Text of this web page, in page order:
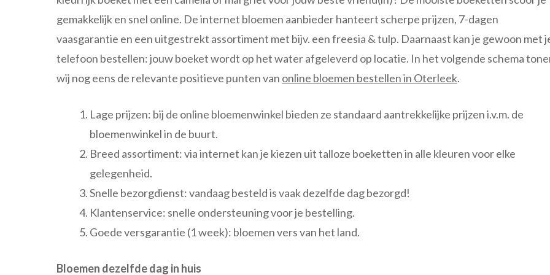
gemakkelijk en snel online. De internet bloemen aanbieder hanteert scherpe prijzen, 7-dagen
vaasgarantie en een uitgestrekt assortiment met bijv. een freesia & tulp. Daarnaast kan je gewoon met
telefoon bestellen: jouw boeket wordt op het water afgeleverd op locatie. In het volgende schema
wij nog eens de relevante positieve punten van online bloemen bestellen in Oterleek.
Lage prijzen: bij de online bloemenwinkel bieden ze standaard aantrekkelijke prijzen i.v.m. de
bloemenwinkel in de buurt.
Breed assortiment: via internet kan je kiezen uit talloze boeketten in alle kleuren voor elke
gelegenheid.
Snelle bezorgdienst: vandaag besteld is vaak dezelfde dag bezorgd!
Klantenservice: snelle ondersteuning voor je bestelling.
Goede versgarantie (1 week): bloemen vers van het land.
Bloemen dezelfde dag in huis